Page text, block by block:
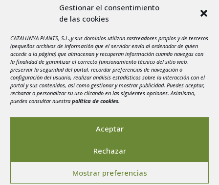
Gestionar el consentimiento
de las cookies
CATALUNYA PLANTS, S.L.,y sus dominios utilizan rastreadores propios y de terceros
(pequeños archivos de información que el servidor envía al ordenador de quien
accede a la página) que almacenan y recuperan información cuando navegas con
la finalidad de garantizar el correcto funcionamiento técnico del sitio web,
preservar la seguridad del portal, recordar preferencias de navegación o
configuración del usuario, realizar análisis estadísticos sobre la interacción con el
portal y sus contenidos, así como gestionar y mostrar publicidad. Puedes aceptar,
rechazar o personalizar su uso clicando en las siguientes opciones. Asimismo,
puedes consultar nuestra política de cookies.
Aceptar
Rechazar
Mostrar preferencias
X J V S
3
4 5 6 7 8
9
10
11 12 13 14 15
16
17
18 19 20 21 22
23
24
25 26 27 28 29
30
31
Política de privacidad